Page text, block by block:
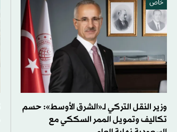
خاص
وزير النقل التركي لـ«الشرق الأوسط»: حسم
تكاليف وتمويل الممر السككي مع